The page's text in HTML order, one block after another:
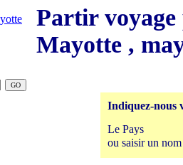
Partir voyage
Mayotte ,
Indiquez-nous
Le Pays
ou saisir un